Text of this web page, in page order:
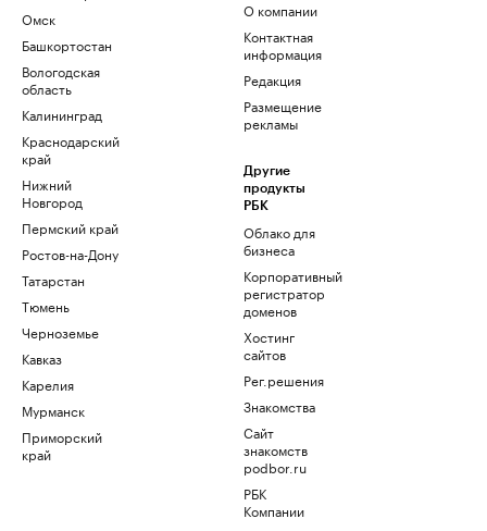
Омск
Башкортостан
Вологодская
область
Калининград
Краснодарский
край
Нижний
Новгород
Пермский край
Ростов-на-Дону
Татарстан
Тюмень
Черноземье
Кавказ
Карелия
Мурманск
Приморский
край
О компании
Контактная
информация
Редакция
Размещение
рекламы
Другие
продукты
РБК
Облако для
бизнеса
Корпоративный
регистратор
доменов
Хостинг
сайтов
Рег.решения
Знакомства
Сайт
знакомств
podbor.ru
РБК
Компании